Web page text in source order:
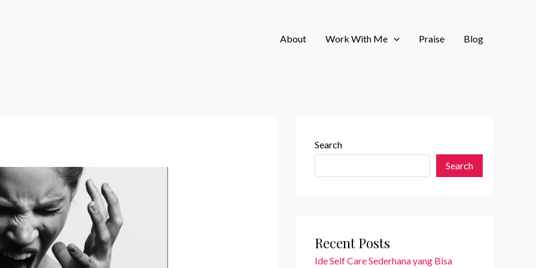
About Work With Me Praise Blog
Search
Search
Recent Posts
Ide Self Care Sederhana yang Bisa